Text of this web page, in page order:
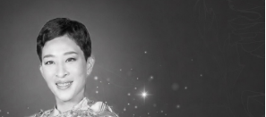
จริญเติบโตทางเศรษฐกิจสูงอย่าง
ศูนย์รวมผู้ประกอบการ และผู้
ครัวเรือน ที่มองหาแหล่งรวม
บครัน ในราคาคุ้มค่า สอดคล้อง